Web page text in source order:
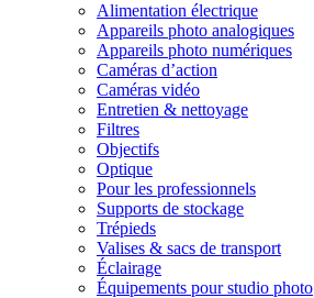
Alimentation électrique
Appareils photo analogiques
Appareils photo numériques
Caméras d’action
Caméras vidéo
Entretien & nettoyage
Filtres
Objectifs
Optique
Pour les professionnels
Supports de stockage
Trépieds
Valises & sacs de transport
Éclairage
Équipements pour studio photo